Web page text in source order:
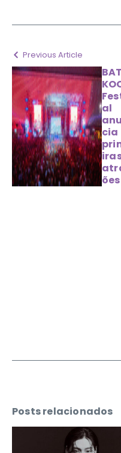
Previous Article
al
cia
ões
Posts relacionados